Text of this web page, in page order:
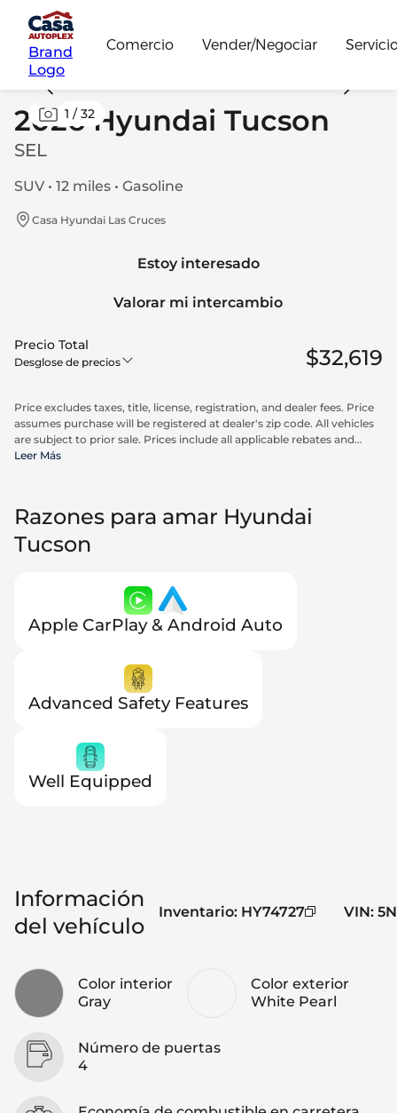
Brand
Logo
Comercio Vender/Negociar
1 /32
2026 Hyundai Tucson
SEL
SUV • 12 miles • Gasoline
Casa Hyundai Las Cruces
Estoy interesado
Valorar mi intercambio
Precio Total
Desglose de precios $32,619
Price excludes taxes, title, license, registration, and dealer fees. Price
assumes purchase will be registered at dealer's zip code. All vehicles
are subject to prior sale. Prices include all applicable rebates and
incentives available to all consumers; additional rebates may apply.
Leer Más
Razones para amar Hyundai
Tucson
Apple CarPlay & Android Auto
Advanced Safety Features
Well Equipped
Información
del vehículo
Inventario: HY74727 VIN:
Color interior
Gray
Color exterior
White Pearl
Número de puertas
4